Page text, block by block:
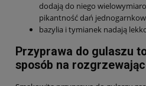
dodają do niego
pikantność dań
bazylia i tymianek nadają
Przyprawa do gulaszu
sposób na